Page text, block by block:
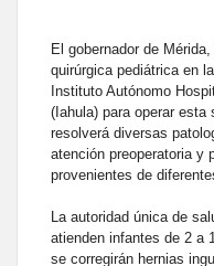
El gobernador de
quirúrgica pediátrica en
Instituto Autónomo
(Iahula) para operar
resolverá diversas
atención preoperatoria y
provenientes de
La autoridad única de
atienden infantes de 2 a
se corregirán hernias